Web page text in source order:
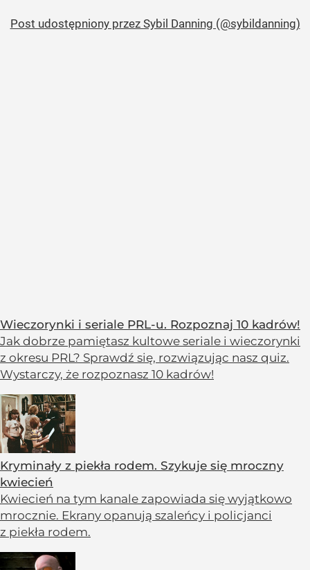
Post udostępniony przez Sybil Danning (@sybildanning)
Wieczorynki i seriale PRL-u. Rozpoznaj 10 kadrów!
Jak dobrze pamiętasz kultowe seriale i wieczorynki
z okresu PRL? Sprawdź się, rozwiązując nasz quiz.
Wystarczy, że rozpoznasz 10 kadrów!
Kryminały z piekła rodem. Szykuje się mroczny
kwiecień
Kwiecień na tym kanale zapowiada się wyjątkowo
mrocznie. Ekrany opanują szaleńcy i policjanci
z piekła rodem.